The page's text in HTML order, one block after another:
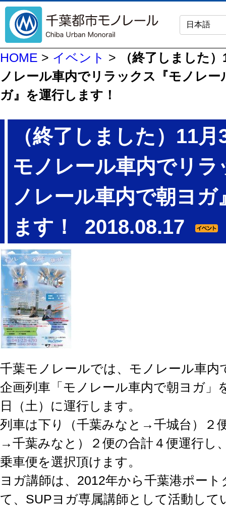
HOME > イベント >
（終了しました
ノレール車内でリラックス『モノレー
ガ』を運行します！
（終了しました）11
モノレール車内でリラ
ノレール車内で朝ヨガ
ます！
2018.08.17
千葉モノレールでは、モノレール車内
企画列車「モノレール車内で朝ヨガ」
日（土）に運行します。
列車は下り（千葉みなと→千城台）２
→千葉みなと）２便の合計４便運行し
乗車便を選択頂けます。
ヨガ講師は、2012年から千葉港ポート
て、SUPヨガ専属講師として活動して